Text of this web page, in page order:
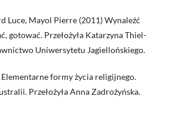
Luce, Mayol Pierre (2011) Wynaleźć
gotować. Przełożyła Katarzyna Thiel-
Uniwersytetu Jagiellońskiego.
formy życia religijnego.
Przełożyła Anna Zadrożyńska.